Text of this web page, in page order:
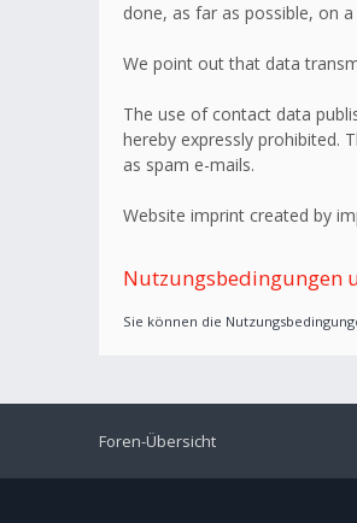
done, as far as possible, on
We point out that data
The use of contact data
hereby expressly prohibited.
as spam e-mails.
Website imprint created by
Nutzungsbedingungen
Sie können die
Foren-Übersicht